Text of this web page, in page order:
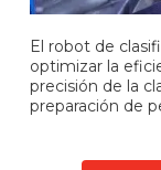
El robot de
optimizar la
precisión de la
preparación de